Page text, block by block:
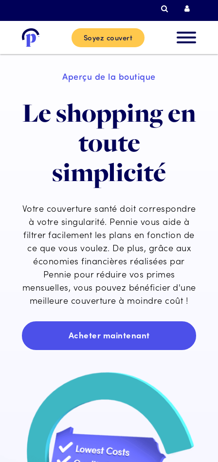
Recherche
Soyez couvert
Clients
Aide
Aperçu de la boutique
Le shopping en
toute
simplicité
Votre couverture santé doit correspondre
à votre singularité. Pennie vous aide à
filtrer facilement les plans en fonction de
ce que vous voulez. De plus, grâce aux
économies financières réalisées par
Pennie pour réduire vos primes
mensuelles, vous pouvez bénéficier d'une
meilleure couverture à moindre coût !
Acheter maintenant